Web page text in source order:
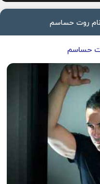
نام روت حساسم
حساسم